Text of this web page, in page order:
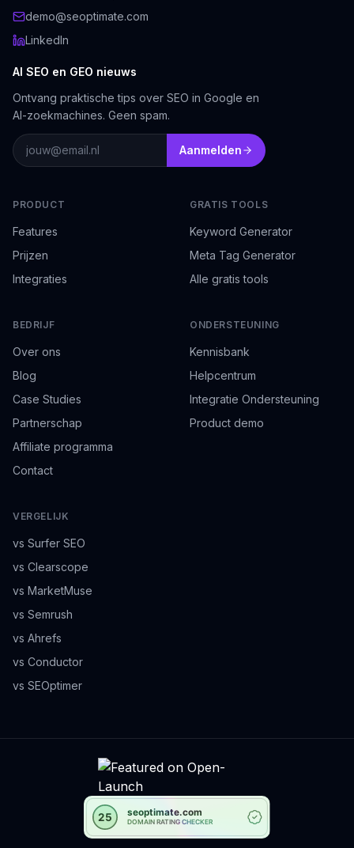
demo@seoptimate.com
LinkedIn
AI SEO en GEO nieuws
Ontvang praktische tips over SEO in Google en
AI-zoekmachines. Geen spam.
E-mailadres Aanmelden
PRODUCT
Features
Prijzen
Integraties
GRATIS TOOLS
Keyword Generator
Meta Tag Generator
Alle gratis tools
BEDRIJF
Over ons
Blog
Case Studies
Partnerschap
Affiliate programma
Contact
ONDERSTEUNING
Kennisbank
Helpcentrum
Integratie Ondersteuning
Product demo
VERGELIJK
vs Surfer SEO
vs Clearscope
vs MarketMuse
vs Semrush
vs Ahrefs
vs Conductor
vs SEOptimer